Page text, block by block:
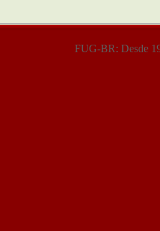
FUG-BR: Desde